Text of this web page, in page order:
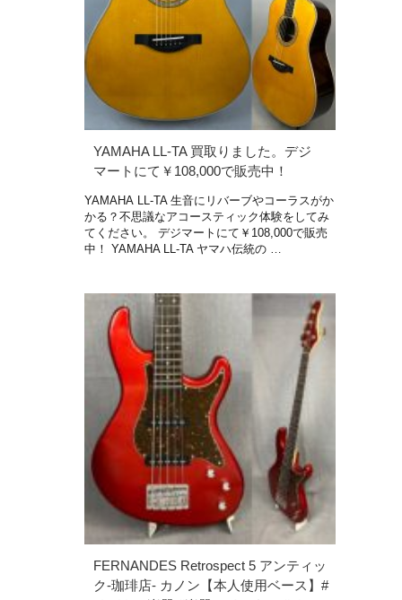
YAMAHA LL-TA 買取りました。デジ
マートにて￥108,000で販売中！
YAMAHA LL-TA 生音にリバーブやコーラスがか
かる？不思議なアコースティック体験をしてみ
てください。 デジマートにて￥108,000で販売
中！ YAMAHA LL-TA ヤマハ伝統の …
FERNANDES Retrospect 5 アンティッ
ク-珈琲店- カノン【本人使用ベース】#